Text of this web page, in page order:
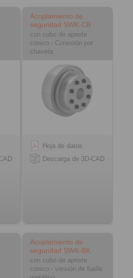
Acoplamiento de
seguridad SWK-CB
con cubo de apriete
cónico - Conexión por
chaveta
Hoja de datos
Descarga de 3D-CAD
Acoplamiento de
seguridad SWK-BK
con cubo de apriete
cónico - versión de fuelle